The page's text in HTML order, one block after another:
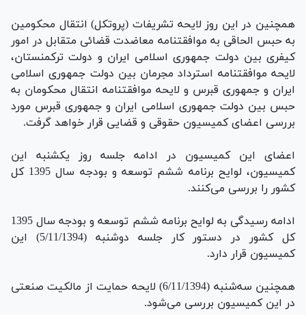
همچنین در این روز لایحه تشریفات (پروتكل) انتقال محكومین
به حبس الحاقی به موافقتنامه معاضدت قضائی متقابل در امور
كیفری بین دولت جمهوری اسلامی ایران و دولت تركمنستان،
لایحه موافقتنامه استرداد مجرمان بین دولت جمهوری اسلامی
ایران و جمهوری قبرس و لایحه موافقتنامه انتقال محكومان به
حبس بین دولت جمهوری اسلامی ایران و جمهوری قبرس مورد
بررسی اعضای کمیسیون حقوقی و قضایی قرار خواهد گرفت.
اعضای این کمیسیون در ادامه جلسه روز یکشنبه این
کمیسیون، لوایح برنامه ششم توسعه و بودجه سال 1395 كل
‌كشور را بررسی می‌کنند.
ادامه رسیدگی به لوایح برنامه ششم توسعه و بودجه سال 1395
كل‌ كشور در دستور کار جلسه دوشنبه (5/11/1394) این
کمیسیون قرار دارد.
همچنین سه‌شنبه (6/11/1394) لایحه حمایت از مالكیت صنعتی
در این کمیسیون بررسی می‌شود.